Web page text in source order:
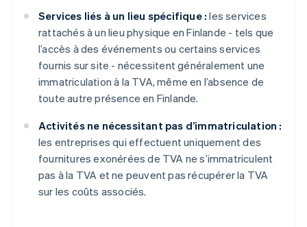
Services liés à un lieu spécifique : les services
rattachés à un lieu physique en Finlande - tels que
l’accès à des événements ou certains services
fournis sur site - nécessitent généralement une
immatriculation à la TVA, même en l’absence de
toute autre présence en Finlande.
Activités ne nécessitant pas d’immatriculation :
les entreprises qui effectuent uniquement des
fournitures exonérées de TVA ne s’immatriculent
pas à la TVA et ne peuvent pas récupérer la TVA
sur les coûts associés.